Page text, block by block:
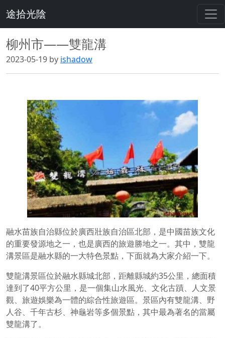
途拾光陰
柳州市——雙龍溝
2023-05-19 by ishadow
融水苗族自治縣位於廣西壯族自治區北部，是中國苗族文化
的重要發源地之一，也是廣西的旅遊勝地之一。其中，雙龍
溝景區是融水縣的一大特色景點，下面就為大家介紹一下。
雙龍溝景區位於融水縣城北部，距離縣城約35公里，總面積
達到了40平方公里，是一個集山水風光、文化古蹟、人文景
觀、旅遊娛樂為一體的綜合性旅遊區。景區內有雙龍溝、野
人谷、千年古杉、神龜岩等多個景點，其中最為著名的當屬
雙龍溝了。